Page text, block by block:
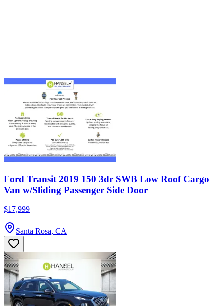
Ford Transit 2019 150 3dr SWB Low Roof Cargo
Van w/Sliding Passenger Side Door
$17,999
Santa Rosa, CA